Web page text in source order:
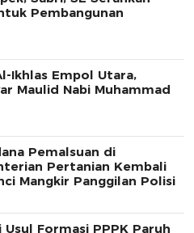
Pembangunan
Ikhlas Empol Utara,
Maulid Nabi Muhammad
Pemalsuan di
Pertanian Kembali
Mangkir Panggilan Polisi
Formasi PPPK Paruh